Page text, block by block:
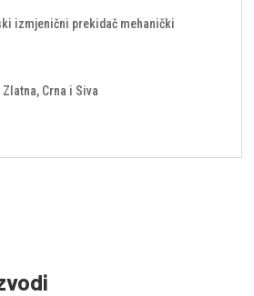
izmjenični prekidač mehanički
Crna i Siva